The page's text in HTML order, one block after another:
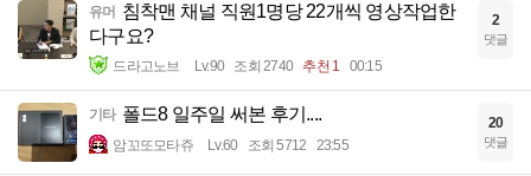
유머 침착맨 채널 직원1명당 22개씩 영상작업한
다구요?
드라고노브 Lv.90 조회 2740 추천 1 00:15
2
댓글
기타 폴드8 일주일 써본 후기....
암꼬또모타쥬 Lv.60 조회 5712 23:55
20
댓글